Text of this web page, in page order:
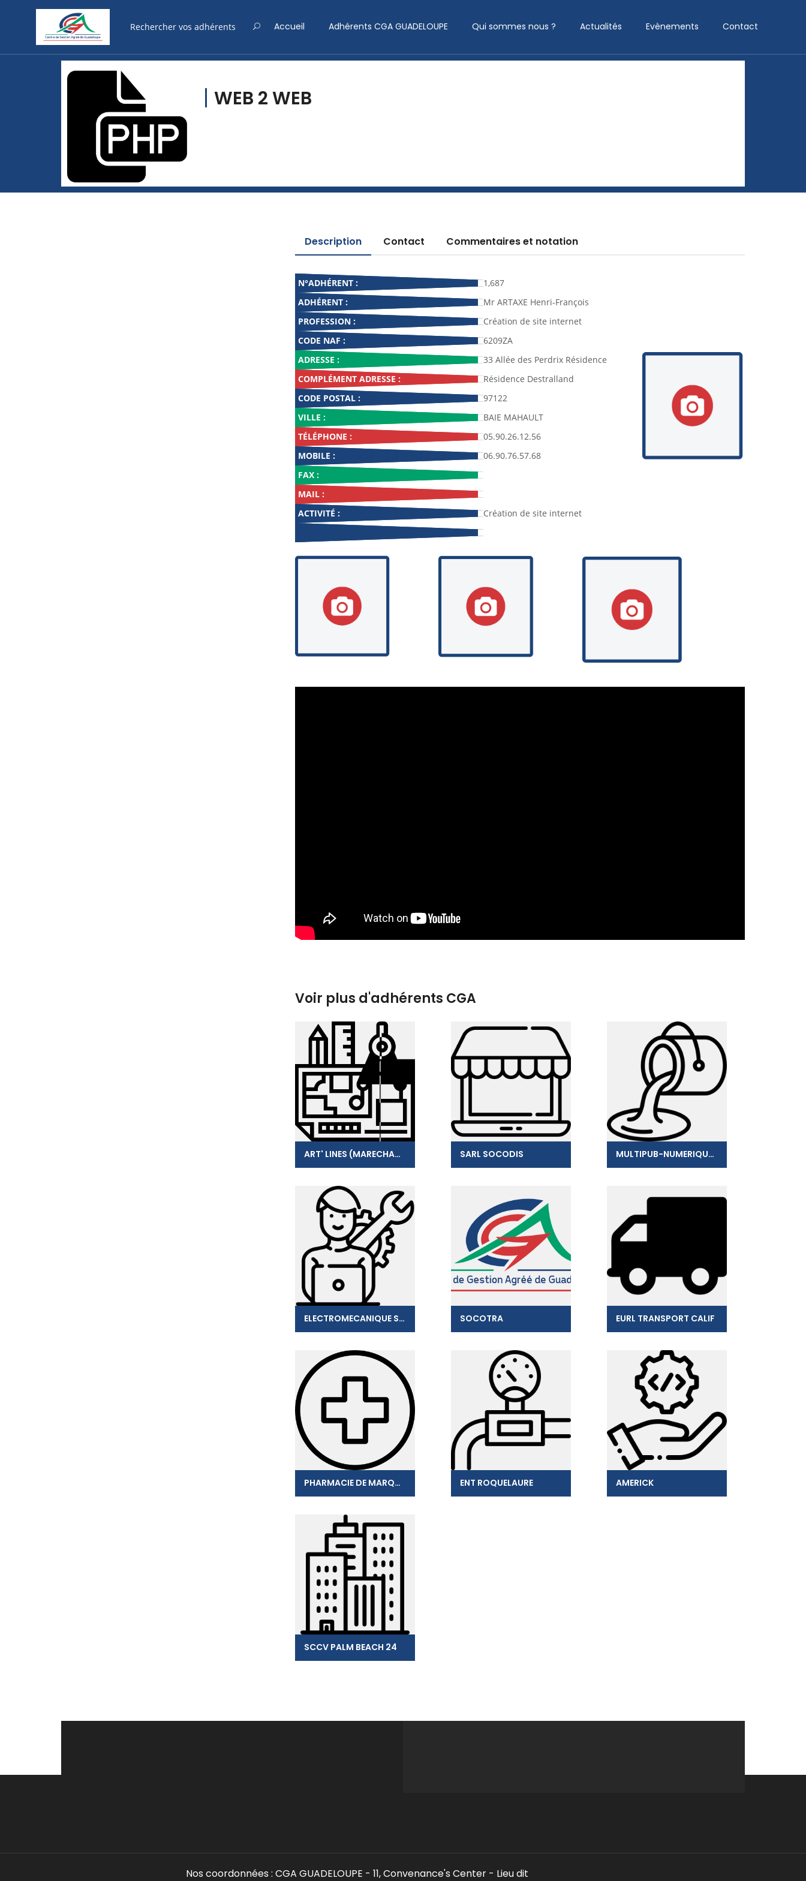
Accueil Adhérents CGA GUADELOUPE Qui sommes nous ? Actualités Evènements Contact
WEB 2 WEB
Description Contact Commentaires et notation
N°ADHÉRENT :
1,687
ADHÉRENT :
Mr ARTAXE Henri-François
PROFESSION :
Création de site internet
CODE NAF :
6209ZA
ADRESSE :
33 Allée des Perdrix Résidence
COMPLÉMENT ADRESSE :
Résidence Destralland
CODE POSTAL :
97122
VILLE :
BAIE MAHAULT
TÉLÉPHONE :
05.90.26.12.56
MOBILE :
06.90.76.57.68
FAX :
MAIL :
ACTIVITÉ :
Création de site internet
Voir plus d'adhérents CGA
ART' LINES (MARECHAUX) SARL SOCODIS MULTIPUB-NUMERIQUEPUB
ELECTROMECANIQUE SERVICES SOCOTRA EURL TRANSPORT CALIF
PHARMACIE DE MARQUISAT ENT ROQUELAURE AMERICK
SCCV PALM BEACH 24
Nos coordonnées : CGA GUADELOUPE - 11, Convenance's Center - Lieu dit